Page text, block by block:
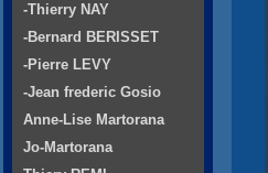
-Thierry NAY
-Bernard BERISSET
-Pierre LEVY
-Jean frederic Gosio
Anne-Lise Martorana
Jo-Martorana